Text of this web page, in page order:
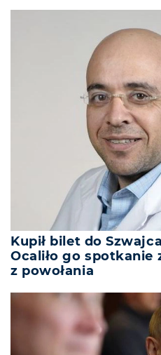
Kupił bilet do
Ocaliło go spotkanie
z powołania